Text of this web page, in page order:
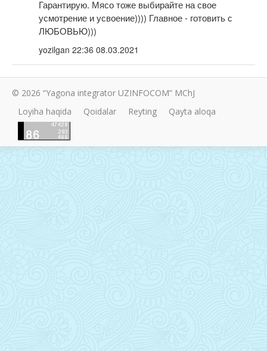
Гарантирую. Мясо тоже выбирайте на свое
усмотрение и усвоение)))) Главное - готовить с
ЛЮБОВЬЮ)))
yozilgan 22:36 08.03.2021
© 2026 “Yagona integrator UZINFOCOM” MChJ
Loyiha haqida
Qoidalar Reyting Qayta aloqa